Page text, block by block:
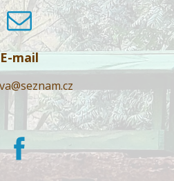
E-mail